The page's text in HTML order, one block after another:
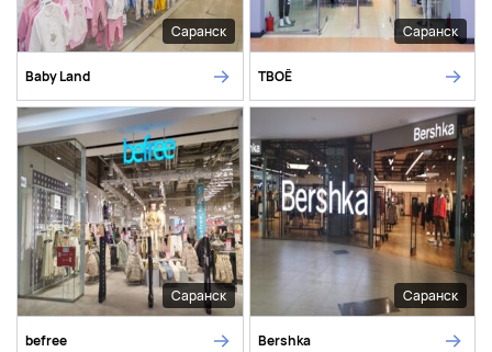
Саранск
Baby Land
Саранск
ТВОЁ
Саранск
befree
Саранск
Bershka